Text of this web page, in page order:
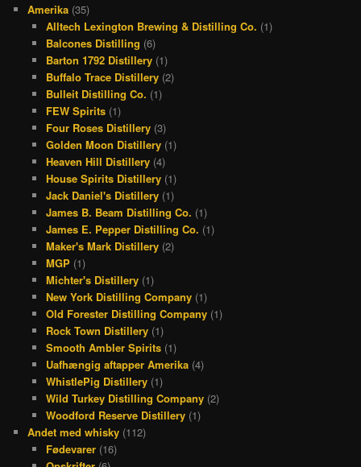
e
b
o
o
k
e
a
d
s
a
g
r
a
m
e
r
e
t
Amerika (35)
Alltech Lexington Brewing & Distilling Co. (1)
Balcones Distilling (6)
Barton 1792 Distillery(1)
Buffalo Trace Distillery(2)
Bulleit Distilling Co. (1)
FEW Spirits(1)
Four Roses Distillery(3)
Golden Moon Distillery(1)
Heaven Hill Distillery(4)
House Spirits Distillery(1)
Jack Daniel's Distillery(1)
James B. Beam Distilling Co. (1)
James E. Pepper Distilling Co. (1)
Maker's Mark Distillery(2)
MGP(1)
Michter's Distillery(1)
New York Distilling Company(1)
Old Forester Distilling Company(1)
Rock Town Distillery(1)
Smooth Ambler Spirits(1)
Uafhængig aftapper Amerika(4)
WhistlePig Distillery(1)
Wild Turkey Distilling Company(2)
Woodford Reserve Distillery(1)
Andet med whisky (112)
Fødevarer(16)